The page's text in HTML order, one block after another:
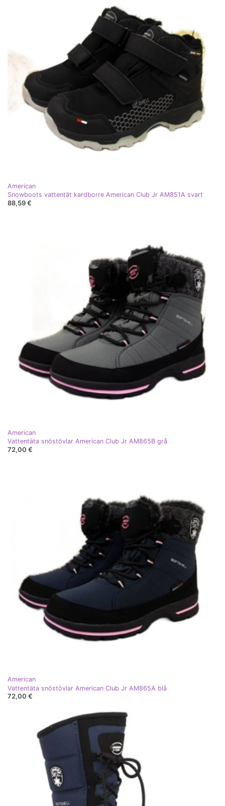
American
Snowboots vattentät kardborre American Club Jr AM851A svart
88,59 €
American
Vattentäta snöstövlar American Club Jr AM865B grå
72,00 €
American
Vattentäta snöstövlar American Club Jr AM865A blå
72,00 €